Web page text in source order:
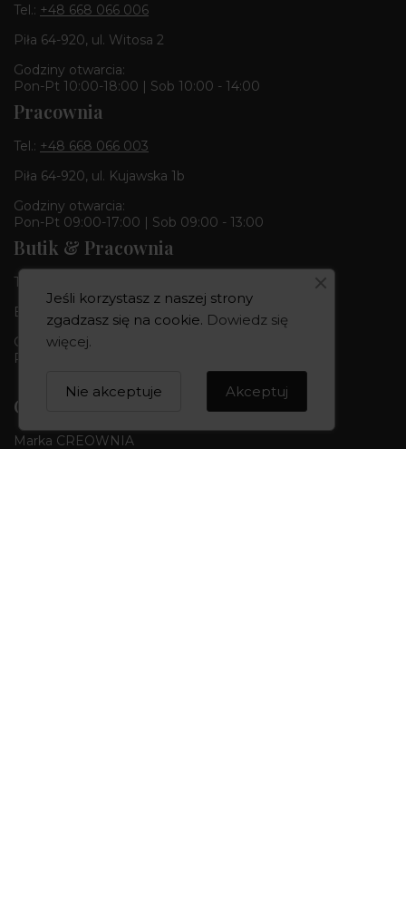
Tel.: +48 668 066 006
Piła 64-920, ul. Witosa 2
Godziny otwarcia:
Pon-Pt 10:00-18:00 | Sob 10:00 - 14:00
Pracownia
Tel.: +48 668 066 003
Piła 64-920, ul. Kujawska 1b
Godziny otwarcia:
Pon-Pt 09:00-17:00 | Sob 09:00 - 13:00
Butik & Pracownia
Tel.:
Bydgoszcz 85-010, ul. Dworcowa 6
Godziny otwarcia:
Pon-Pt 10:00-18:00 | Sob 10:00 - 14:00
CREOWNIA
Marka CREOWNIA
Jeśli korzystasz z naszej strony
zgadzasz się na cookie. Dowiedz się
więcej.
Akceptuj
Nie akceptuje